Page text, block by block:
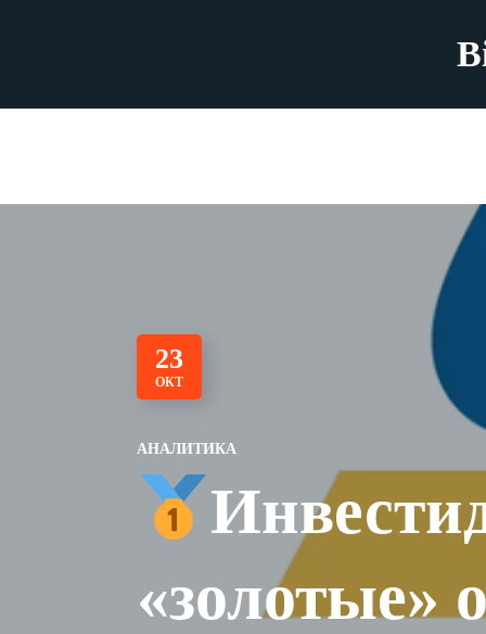
23
ОКТ
АНАЛИТИКА
«золотые»